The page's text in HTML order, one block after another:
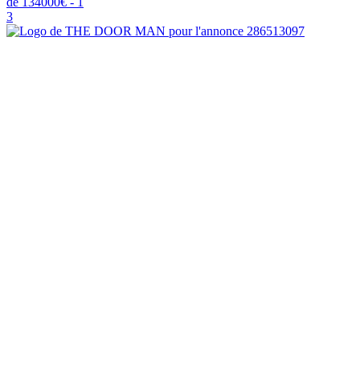
3